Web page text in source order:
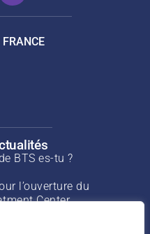
BTS es-tu ?
l’ouverture du
Center
Rolling Stone